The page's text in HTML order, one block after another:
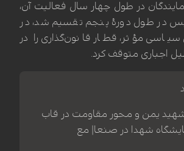
در طول چهار سال فعالیت آن،
در طول دورهٔ پنجم تقسیم شد، در
سیاسی مؤثر، قطار قانون‌گذاری را در
اجباری متوقف کرد.
شهید یمن و محور مقاومت در قاب
شهدا در صنعا| مع